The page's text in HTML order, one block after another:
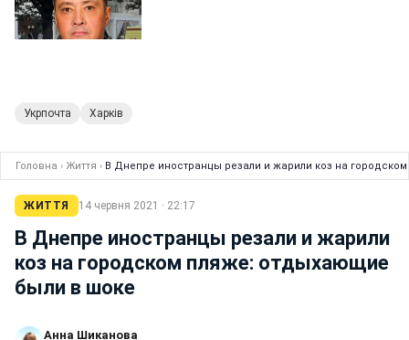
Укрпочта Харків
Головна › Життя › В Днепре иностранцы резали и жарили коз на
ЖИТТЯ 14 червня 2021 · 22:17
В Днепре иностранцы резали и жарили
коз на городском пляже: отдыхающие
были в шоке
Анна Шиканова